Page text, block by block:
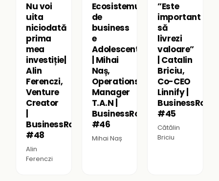
Nu voi
uita
niciodată
prima
mea
investiție|
Alin
Ferenczi,
Venture
Creator
BusinessRoomPodcast
#48
Alin
Ferenczi
Ecosistemul
de
business
e
Adolescent
| Mihai
Naș,
Operations
Manager
T.A.N |
BusinessRoomPodcast
#46
Mihai Naș
”Este
important
să
livrezi
valoare”
| Catalin
Briciu,
Co-CEO
Linnify |
#45
Cătălin
Briciu